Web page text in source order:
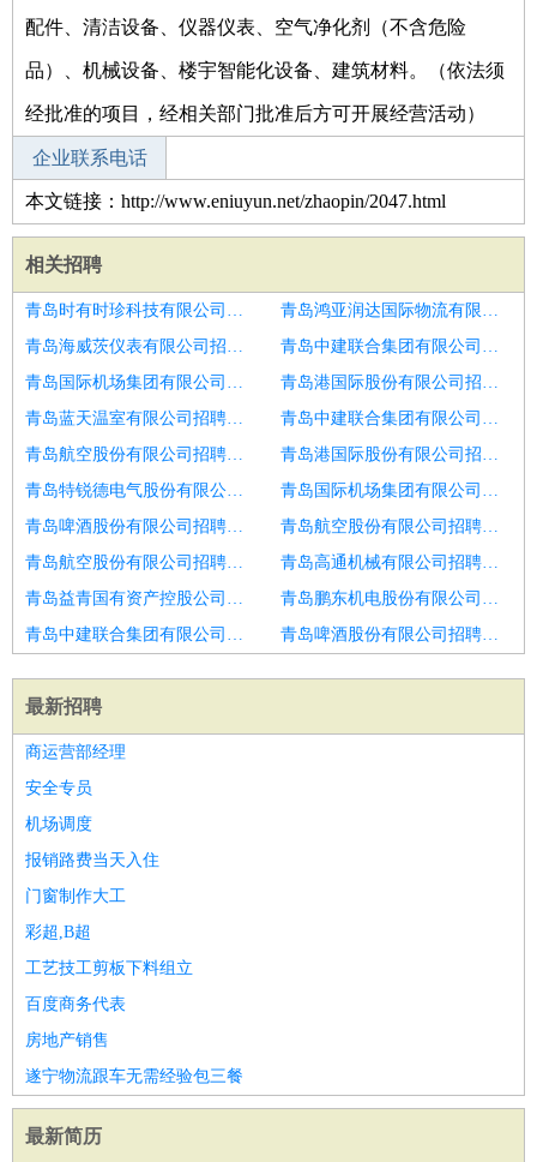
配件、清洁设备、仪器仪表、空气净化剂（不含危险
品）、机械设备、楼宇智能化设备、建筑材料。（依法须
经批准的项目，经相关部门批准后方可开展经营活动）
企业联系电话
本文链接：http://www.eniuyun.net/zhaopin/2047.html
相关招聘
青岛时有时珍科技有限公司招聘电工
青岛鸿亚润达国际物流有限公司招聘机修工
青岛海威茨仪表有限公司招聘维修工
青岛中建联合集团有限公司招聘综合维修工
青岛国际机场集团有限公司招聘维修工
青岛港国际股份有限公司招聘空调维修工
青岛蓝天温室有限公司招聘威海市招聘汽车修理工6
青岛中建联合集团有限公司招聘综合维修工
青岛航空股份有限公司招聘设备工程师设备维修工
青岛港国际股份有限公司招聘综合维修工
青岛特锐德电气股份有限公司招聘维修工
青岛国际机场集团有限公司招聘维修工
青岛啤酒股份有限公司招聘电梯维修工
青岛航空股份有限公司招聘维修工
青岛航空股份有限公司招聘石化维修工
青岛高通机械有限公司招聘维修工
青岛益青国有资产控股公司招聘维修工
青岛鹏东机电股份有限公司招聘机械维修工
青岛中建联合集团有限公司招聘空调安装工维修工学徒工
青岛啤酒股份有限公司招聘机械设备维修员
最新招聘
商运营部经理
安全专员
机场调度
报销路费当天入住
门窗制作大工
彩超,B超
工艺技工剪板下料组立
百度商务代表
房地产销售
遂宁物流跟车无需经验包三餐
最新简历